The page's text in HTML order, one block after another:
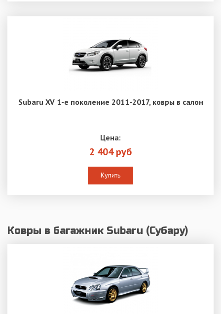
Subaru XV 1-е поколение 2011-2017, ковры в салон
Цена:
2 404 руб
Купить
Ковры в багажник Subaru (Субару)